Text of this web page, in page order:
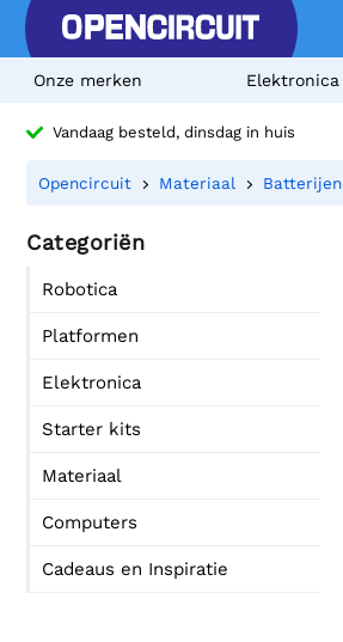
Onze merken Elektronica
Vandaag besteld, dinsdag in huis
Opencircuit Materiaal Batterijen
Categoriën
Robotica
Platformen
Elektronica
Starter kits
Materiaal
Computers
Cadeaus en Inspiratie